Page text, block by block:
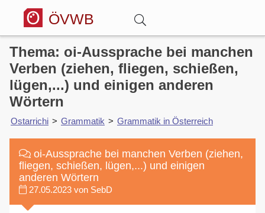
ÖVWB
Anmelden
Wörterbuch
Hitparade
Forum
Thema: oi-Aussprache bei manchen
Verben (ziehen, fliegen, schießen,
lügen,...) und einigen anderen
Wörtern
Ostarrichi > Grammatik > Grammatik in Österreich
oi-Aussprache bei manchen Verben (ziehen,
fliegen, schießen, lügen,...) und einigen
anderen Wörtern
27.05.2023 von SebD